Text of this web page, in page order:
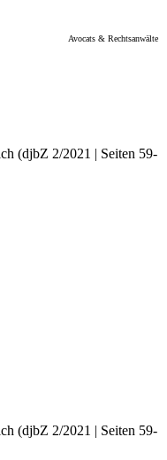
Avocats & Rechtsanwälte
(djbZ 2/2021 | Seiten 59-
(djbZ 2/2021 | Seiten 59-